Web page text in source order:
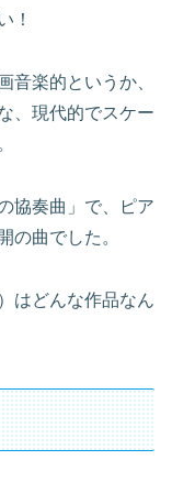
！
音楽的というか、
、現代的でスケー
協奏曲」で、ピア
の曲でした。
はどんな作品なん